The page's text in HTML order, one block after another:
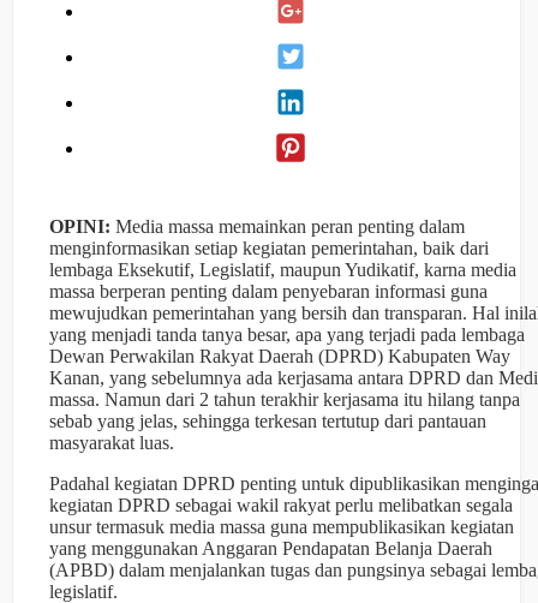
OPINI: Media massa memainkan peran penting dalam
menginformasikan setiap kegiatan pemerintahan, baik dari
lembaga Eksekutif, Legislatif, maupun Yudikatif, karna media
massa berperan penting dalam penyebaran informasi guna
mewujudkan pemerintahan yang bersih dan transparan. Hal
yang menjadi tanda tanya besar, apa yang terjadi pada lembaga
Dewan Perwakilan Rakyat Daerah (DPRD) Kabupaten Way
Kanan, yang sebelumnya ada kerjasama antara DPRD dan
massa. Namun dari 2 tahun terakhir kerjasama itu hilang tanpa
sebab yang jelas, sehingga terkesan tertutup dari pantauan
masyarakat luas.
Padahal kegiatan DPRD penting untuk dipublikasikan
kegiatan DPRD sebagai wakil rakyat perlu melibatkan segala
unsur termasuk media massa guna mempublikasikan kegiatan
yang menggunakan Anggaran Pendapatan Belanja Daerah
(APBD) dalam menjalankan tugas dan pungsinya sebagai
legislatif.